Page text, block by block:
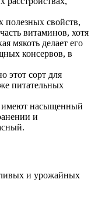
полезных свойств,
витаминов, хотя
мякоть делает его
консервов, в
этот сорт для
питательных
имеют насыщенный
и
и урожайных